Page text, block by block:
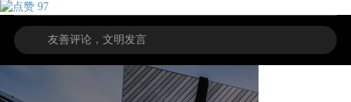
97